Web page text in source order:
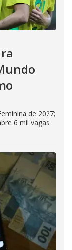
de 2027;
6 mil vagas